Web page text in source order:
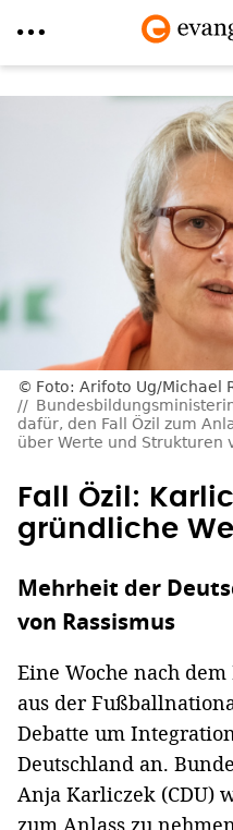
Foto: Arifoto Ug/Michael
dafür, den Fall Özil zum
über Werte und Strukturen
Fall Özil:
gründliche
Mehrheit der
von Rassismus
Eine Woche nach
aus der
Debatte um
Deutschland an.
Anja Karliczek (CDU)
zum Anlass zu